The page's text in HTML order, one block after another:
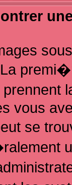
vous
se